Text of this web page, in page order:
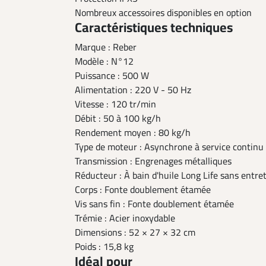
Nombreux accessoires disponibles en option
Caractéristiques techniques
Marque : Reber
Modèle : N°12
Puissance : 500 W
Alimentation : 220 V - 50 Hz
Vitesse : 120 tr/min
Débit : 50 à 100 kg/h
Rendement moyen : 80 kg/h
Type de moteur : Asynchrone à service continu
Transmission : Engrenages métalliques
Réducteur : À bain d'huile Long Life sans
Corps : Fonte doublement étamée
Vis sans fin : Fonte doublement étamée
Trémie : Acier inoxydable
Dimensions : 52 × 27 × 32 cm
Poids : 15,8 kg
Idéal pour